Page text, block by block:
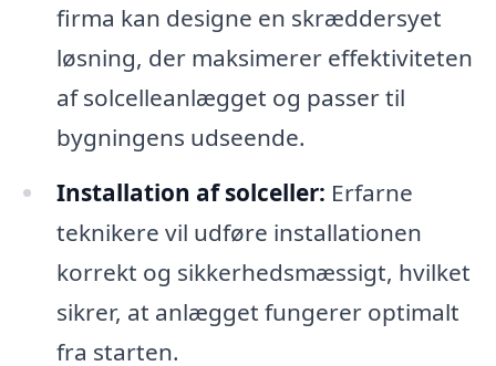
firma kan designe en skræddersyet
løsning, der maksimerer effektiviteten
af ​​solcelleanlægget og passer til
bygningens udseende.
Installation af solceller: Erfarne
teknikere vil udføre installationen
korrekt og sikkerhedsmæssigt, hvilket
sikrer, at anlægget fungerer optimalt
fra starten.